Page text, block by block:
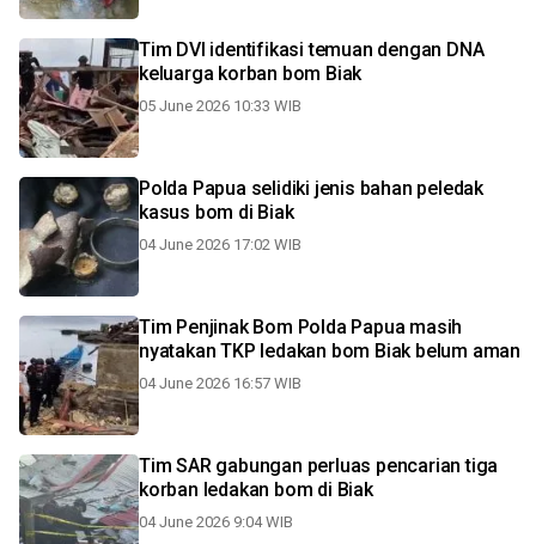
Tim DVI identifikasi temuan dengan DNA
keluarga korban bom Biak
05 June 2026 10:33 WIB
Polda Papua selidiki jenis bahan peledak
kasus bom di Biak
04 June 2026 17:02 WIB
Tim Penjinak Bom Polda Papua masih
nyatakan TKP ledakan bom Biak belum aman
04 June 2026 16:57 WIB
Tim SAR gabungan perluas pencarian tiga
korban ledakan bom di Biak
04 June 2026 9:04 WIB